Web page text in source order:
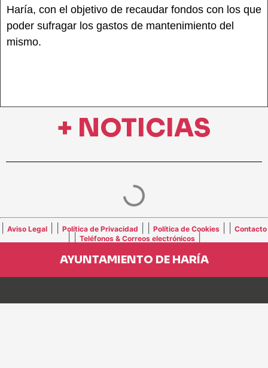
Haría, con el objetivo de recaudar fondos con los que
poder sufragar los gastos de mantenimiento del
mismo.
+ NOTICIAS
Aviso Legal Política de Privacidad Política de Cookies Contacto
Teléfonos & Correos electrónicos|
AYUNTAMIENTO DE HARÍA